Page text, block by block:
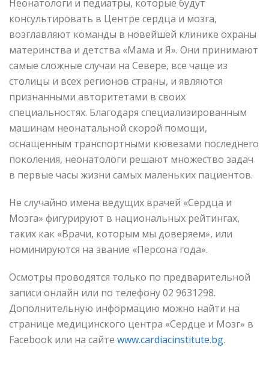
Неонатологи и педиатры, которые будут
консультировать в Центре сердца и мозга,
возглавляют команды в новейшей клинике охраны
материнства и детства «Мама и Я». Они принимают
самые сложные случаи на Севере, все чаще из
столицы и всех регионов страны, и являются
признанными авторитетами в своих
специальностях. Благодаря специализированным
машинам неонатальной скорой помощи,
оснащенным транспортными кювезами последнего
поколения, неонатологи решают множество задач
в первые часы жизни самых маленьких пациентов.
Не случайно имена ведущих врачей «Сердца и
Мозга» фигурируют в национальных рейтингах,
таких как «Врачи, которым мы доверяем», или
номинируются на звание «Персона года».
Осмотры проводятся только по предварительной
записи онлайн или по телефону 02 9631298.
Дополнительную информацию можно найти на
странице медицинского центра «Сердце и Мозг» в
Facebook или на сайте www.cardiacinstitute.bg.